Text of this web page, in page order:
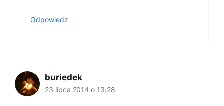
Odpowiedz
buriedek
23 lipca 2014 o 13:28